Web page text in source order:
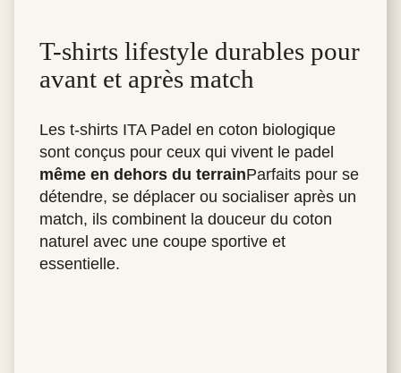
T-shirts lifestyle durables pour
avant et après match
Les t-shirts ITA Padel en coton biologique
sont conçus pour ceux qui vivent le padel
même en dehors du terrainParfaits pour se
détendre, se déplacer ou socialiser après un
match, ils combinent la douceur du coton
naturel avec une coupe sportive et
essentielle.